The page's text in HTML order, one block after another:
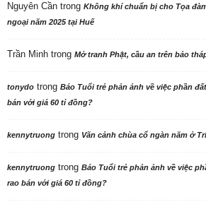
Nguyên Cần trong Không khí chuẩn bị cho Tọa
ngoại năm 2025 tại Huế
Trần Minh trong Mở tranh Phật, cầu an trên bảo
tonydo trong Báo Tuổi trẻ phản ảnh về việc phần
bán với giá 60 tỉ đồng?
kennytruong trong Vãn cảnh chùa cổ ngàn năm ở
kennytruong trong Báo Tuổi trẻ phản ảnh về việc
rao bán với giá 60 tỉ đồng?